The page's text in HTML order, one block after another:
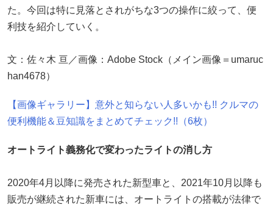
た。今回は特に見落とされがちな3つの操作に絞って、便
利技を紹介していく。
文：佐々木 亘／画像：Adobe Stock（メイン画像＝umaruc
han4678）
【画像ギャラリー】意外と知らない人多いかも!! クルマの
便利機能＆豆知識をまとめてチェック!!（6枚）
オートライト義務化で変わったライトの消し方
2020年4月以降に発売された新型車と、2021年10月以降も
販売が継続された新車には、オートライトの搭載が法律で